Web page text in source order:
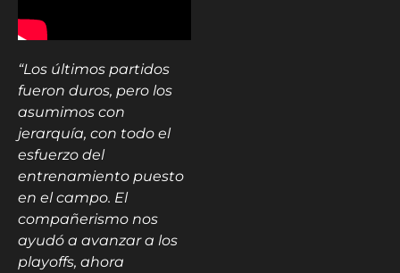
“Los últimos partidos
fueron duros, pero los
asumimos con
jerarquía, con todo el
esfuerzo del
entrenamiento puesto
en el campo. El
compañerismo nos
ayudó a avanzar a los
playoffs, ahora